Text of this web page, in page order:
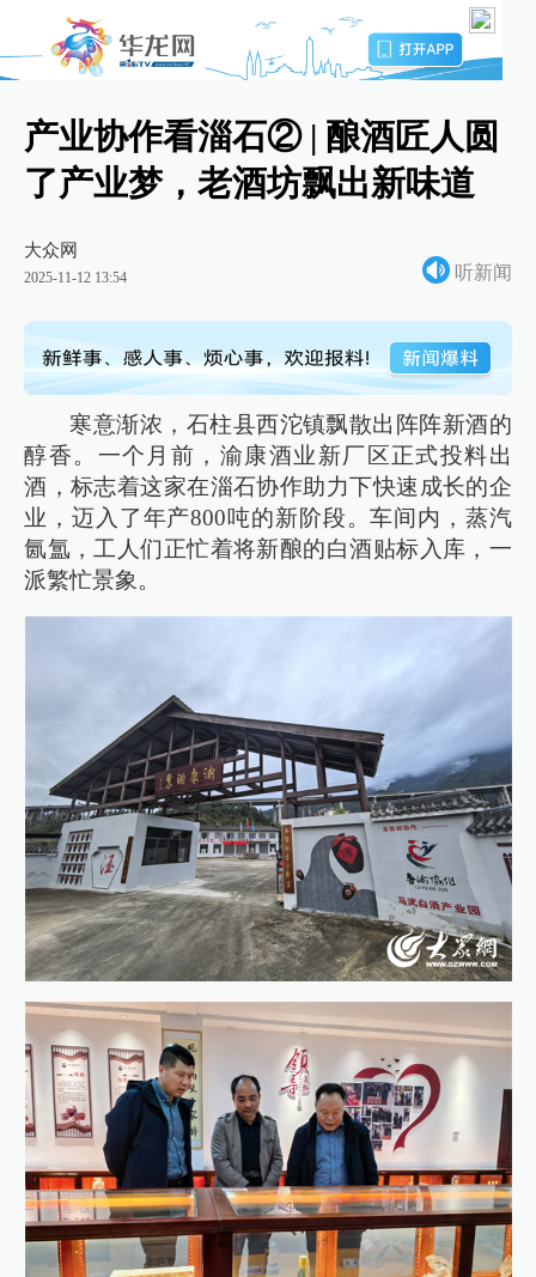
产业协作看淄石② | 酿酒匠人圆
了产业梦，老酒坊飘出新味道
大众网
2025-11-12 13:54 听新闻
寒意渐浓，石柱县西沱镇飘散出阵阵新酒的
醇香。一个月前，渝康酒业新厂区正式投料出
酒，标志着这家在淄石协作助力下快速成长的企
业，迈入了年产800吨的新阶段。车间内，蒸汽
氤氲，工人们正忙着将新酿的白酒贴标入库，一
派繁忙景象。